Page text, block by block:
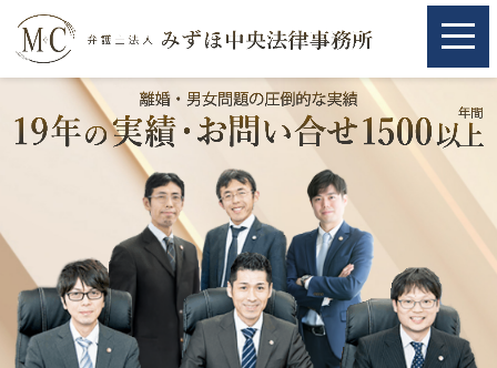
取扱分野
相続・遺言
離婚（夫婦間トラブル）
企業法務
取扱分野
相続・遺言
離婚（夫婦間トラブル）
企業法務